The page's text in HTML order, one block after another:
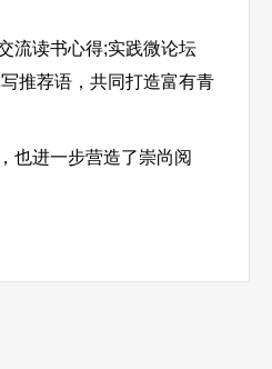
流读书心得;实践微论坛
推荐语，共同打造富有青
也进一步营造了崇尚阅